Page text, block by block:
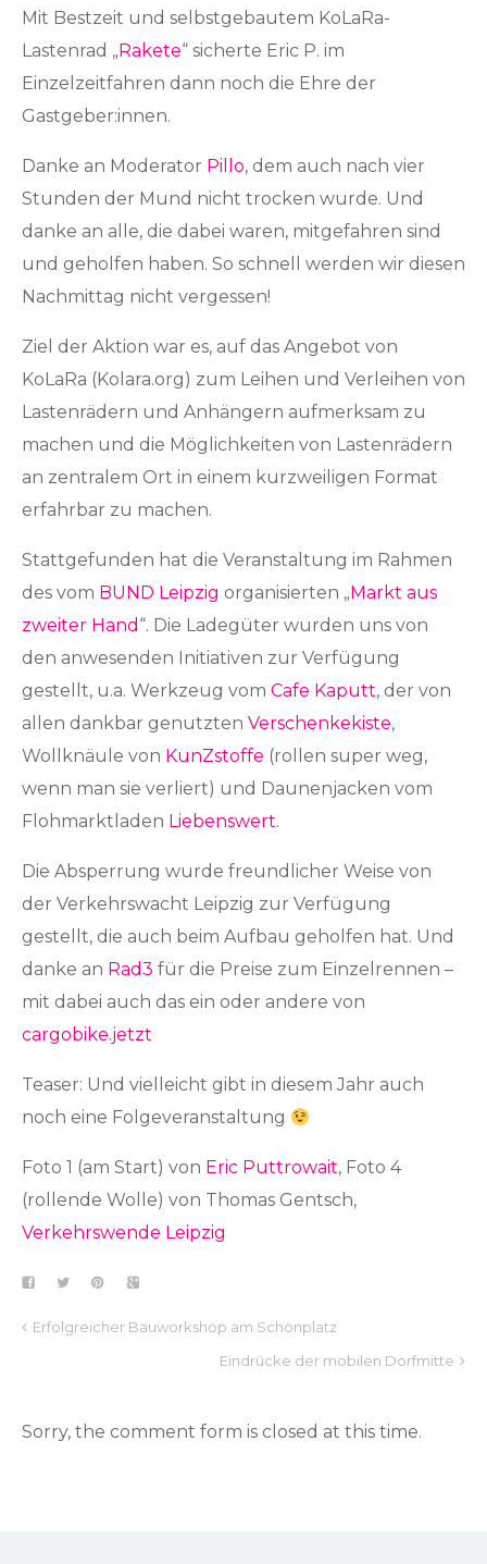
Mit Bestzeit und selbstgebautem KoLaRa-
Lastenrad „Rakete“ sicherte Eric P. im
Einzelzeitfahren dann noch die Ehre der
Gastgeber:innen.
Danke an Moderator Pillo, dem auch nach vier
Stunden der Mund nicht trocken wurde. Und
danke an alle, die dabei waren, mitgefahren sind
und geholfen haben. So schnell werden wir diesen
Nachmittag nicht vergessen!
Ziel der Aktion war es, auf das Angebot von
KoLaRa (Kolara.org) zum Leihen und Verleihen von
Lastenrädern und Anhängern aufmerksam zu
machen und die Möglichkeiten von Lastenrädern
an zentralem Ort in einem kurzweiligen Format
erfahrbar zu machen.
Stattgefunden hat die Veranstaltung im Rahmen
des vom BUND Leipzig organisierten „Markt aus
zweiter Hand “. Die Ladegüter wurden uns von
den anwesenden Initiativen zur Verfügung
gestellt, u.a. Werkzeug vom Cafe Kaputt, der von
allen dankbar genutzten Verschenkekiste,
Wollknäule von KunZstoffe (rollen super weg,
wenn man sie verliert) und Daunenjacken vom
Flohmarktladen Liebenswert.
Die Absperrung wurde freundlicher Weise von
der Verkehrswacht Leipzig zur Verfügung
gestellt, die auch beim Aufbau geholfen hat. Und
danke an Rad3 für die Preise zum Einzelrennen –
mit dabei auch das ein oder andere von
cargobike.jetzt
Teaser: Und vielleicht gibt in diesem Jahr auch
noch eine Folgeveranstaltung
Foto 1 (am Start) von Eric Puttrowait, Foto 4
(rollende Wolle) von Thomas Gentsch,
Verkehrswende Leipzig
Erfolgreicher Bauworkshop am Schönplatz
Eindrücke der mobilen Dorfmitte
Sorry, the comment form is closed at this time.